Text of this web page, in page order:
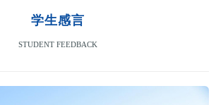
学生感言
STUDENT FEEDBACK